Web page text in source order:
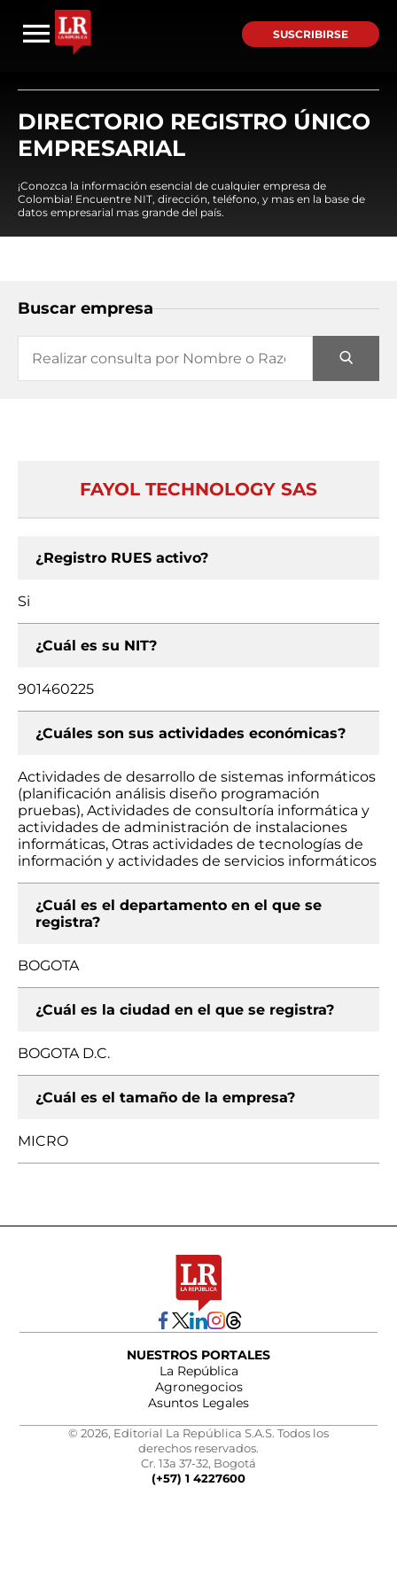
SUSCRIBIRSE
DIRECTORIO REGISTRO ÚNICO
EMPRESARIAL
¡Conozca la información esencial de cualquier empresa de
Colombia! Encuentre NIT, dirección, teléfono, y mas en la base de
datos empresarial mas grande del país.
Buscar empresa
FAYOL TECHNOLOGY SAS
¿Registro RUES activo?
Si
¿Cuál es su NIT?
901460225
¿Cuáles son sus actividades económicas?
Actividades de desarrollo de sistemas informáticos
(planificación análisis diseño programación
pruebas), Actividades de consultoría informática y
actividades de administración de instalaciones
informáticas, Otras actividades de tecnologías de
información y actividades de servicios informáticos
¿Cuál es el departamento en el que se
registra?
BOGOTA
¿Cuál es la ciudad en el que se registra?
BOGOTA D.C.
¿Cuál es el tamaño de la empresa?
MICRO
NUESTROS PORTALES
La República
Agronegocios
Asuntos Legales
© 2026, Editorial La República S.A.S. Todos los
derechos reservados.
Cr. 13a 37-32, Bogotá
(+57) 1 4227600